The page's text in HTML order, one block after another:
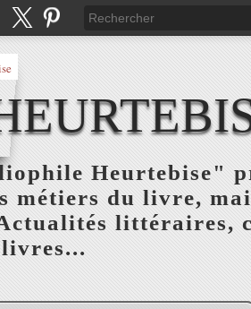
Heurtebise"
du livre,
littéraires,